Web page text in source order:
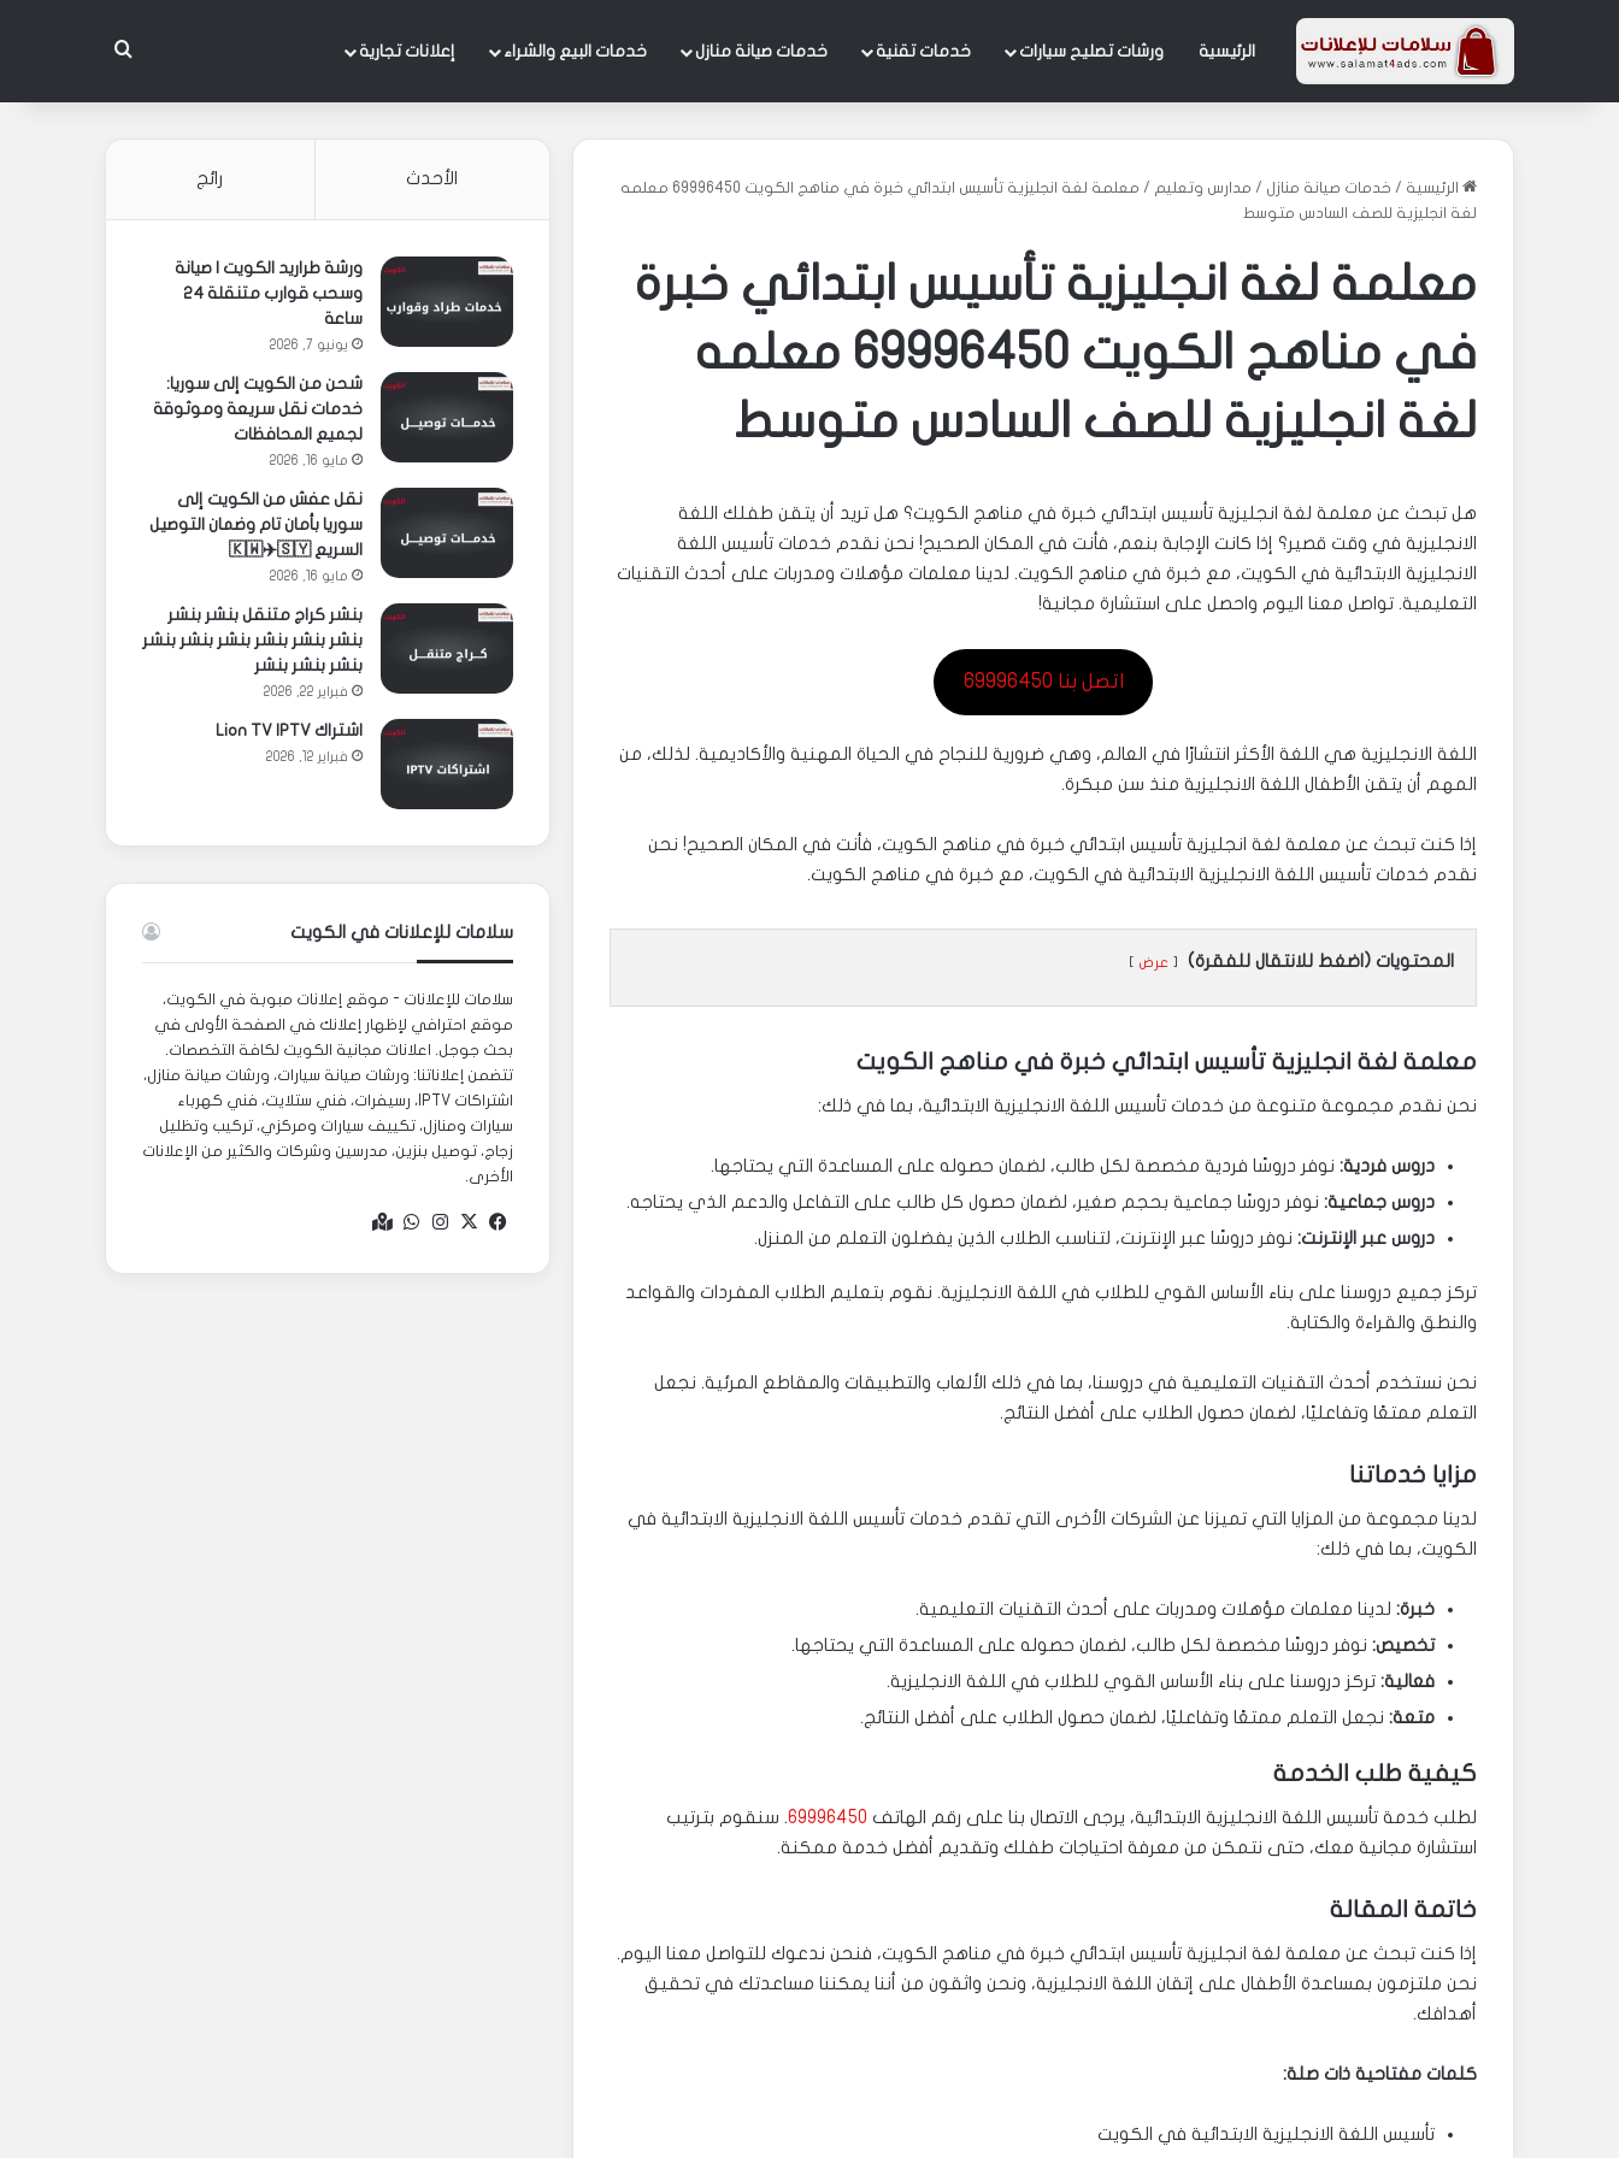
الرئيسية ورشات تصليح سيارات خدمات تقنية خدمات صيانة منازل خدمات البيع والشراء إعلانات تجارية بحث عن
الرئيسية / خدمات صيانة منازل / مدارس وتعليم /
معلمة لغة انجليزية تأسيس ابتدائي خبرة في مناهج الكويت 69996450 معلمه
لغة انجليزية للصف السادس متوسط
معلمة لغة انجليزية تأسيس ابتدائي خبرة
في مناهج الكويت 69996450 معلمه
لغة انجليزية للصف السادس متوسط
هل تبحث عن معلمة لغة انجليزية تأسيس ابتدائي خبرة في مناهج الكويت؟ هل تريد أن يتقن طفلك اللغة
الانجليزية في وقت قصير؟ إذا كانت الإجابة بنعم، فأنت في المكان الصحيح! نحن نقدم خدمات تأسيس اللغة
الانجليزية الابتدائية في الكويت، مع خبرة في مناهج الكويت. لدينا معلمات مؤهلات ومدربات على أحدث التقنيات
التعليمية. تواصل معنا اليوم واحصل على استشارة مجانية!
اتصل بنا 69996450
اللغة الانجليزية هي اللغة الأكثر انتشارًا في العالم، وهي ضرورية للنجاح في الحياة المهنية والأكاديمية. لذلك، من
المهم أن يتقن الأطفال اللغة الانجليزية منذ سن مبكرة.
إذا كنت تبحث عن معلمة لغة انجليزية تأسيس ابتدائي خبرة في مناهج الكويت، فأنت في المكان الصحيح! نحن
نقدم خدمات تأسيس اللغة الانجليزية الابتدائية في الكويت، مع خبرة في مناهج الكويت.
المحتويات (اضغط للانتقال للفقرة) عرض
معلمة لغة انجليزية تأسيس ابتدائي خبرة في مناهج الكويت
نحن نقدم مجموعة متنوعة من خدمات تأسيس اللغة الانجليزية الابتدائية، بما في ذلك:
دروس فردية: نوفر دروسًا فردية مخصصة لكل طالب، لضمان حصوله على المساعدة التي يحتاجها.
دروس جماعية: نوفر دروسًا جماعية بحجم صغير، لضمان حصول كل طالب على التفاعل والدعم الذي يحتاجه.
دروس عبر الإنترنت: نوفر دروسًا عبر الإنترنت، لتناسب الطلاب الذين يفضلون التعلم من المنزل.
تركز جميع دروسنا على بناء الأساس القوي للطلاب في اللغة الانجليزية. نقوم بتعليم الطلاب المفردات والقواعد
والنطق والقراءة والكتابة.
نحن نستخدم أحدث التقنيات التعليمية في دروسنا، بما في ذلك الألعاب والتطبيقات والمقاطع المرئية. نجعل
التعلم ممتعًا وتفاعليًا، لضمان حصول الطلاب على أفضل النتائج.
مزايا خدماتنا
لدينا مجموعة من المزايا التي تميزنا عن الشركات الأخرى التي تقدم خدمات تأسيس اللغة الانجليزية الابتدائية في
الكويت، بما في ذلك:
خبرة: لدينا معلمات مؤهلات ومدربات على أحدث التقنيات التعليمية.
تخصيص: نوفر دروسًا مخصصة لكل طالب، لضمان حصوله على المساعدة التي يحتاجها.
فعالية: تركز دروسنا على بناء الأساس القوي للطلاب في اللغة الانجليزية.
متعة: نجعل التعلم ممتعًا وتفاعليًا، لضمان حصول الطلاب على أفضل النتائج.
كيفية طلب الخدمة
لطلب خدمة تأسيس اللغة الانجليزية الابتدائية، يرجى الاتصال بنا على رقم الهاتف 69996450. سنقوم بترتيب
استشارة مجانية معك، حتى نتمكن من معرفة احتياجات طفلك وتقديم أفضل خدمة ممكنة.
خاتمة المقالة
إذا كنت تبحث عن معلمة لغة انجليزية تأسيس ابتدائي خبرة في مناهج الكويت، فنحن ندعوك للتواصل معنا اليوم.
نحن ملتزمون بمساعدة الأطفال على إتقان اللغة الانجليزية، ونحن واثقون من أننا يمكننا مساعدتك في تحقيق
أهدافك.
كلمات مفتاحية ذات صلة:
تأسيس اللغة الانجليزية الابتدائية في الكويت
الأحدث رائج
ورشة طراريد الكويت | صيانة
وسحب قوارب متنقلة 24
ساعة
يونيو 7, 2026
شحن من الكويت إلى سوريا:
خدمات نقل سريعة وموثوقة
لجميع المحافظات
مايو 16, 2026
نقل عفش من الكويت إلى
سوريا بأمان تام وضمان التوصيل
السريع 🇰🇼✈️🇸🇾
مايو 16, 2026
بنشر كراج متنقل بنشر بنشر
بنشر بنشر بنشر بنشر بنشر بنشر
بنشر بنشر بنشر
فبراير 22, 2026
اشتراك Lion TV IPTV
فبراير 12, 2026
سلامات للإعلانات في الكويت
سلامات للإعلانات - موقع إعلانات مبوبة في الكويت،
موقع احترافي لإظهار إعلانك في الصفحة الأولى في
بحث جوجل. اعلانات مجانية الكويت لكافة التخصصات.
تتضمن إعلاناتنا: ورشات صيانة سيارات، ورشات صيانة منازل،
اشتراكات IPTV، رسيفرات، فني ستلايت، فني كهرباء
سيارات ومنازل، تكييف سيارات ومركزي، تركيب وتظليل
زجاج، توصيل بنزين، مدرسين وشركات والكثير من الإعلانات
الأخرى.
فيسبوك
‫X انستقرام
واتساب